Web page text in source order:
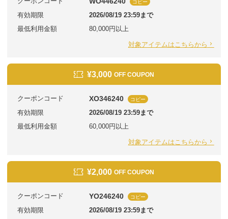
コピー
有効期限
2026/08/19 23:59まで
最低利用金額
80,000円以上
対象アイテムはこちらから
¥3,000 OFF COUPON
クーポンコード XO346240 コピー
有効期限
2026/08/19 23:59まで
最低利用金額
60,000円以上
対象アイテムはこちらから
¥2,000 OFF COUPON
クーポンコード YO246240 コピー
有効期限
2026/08/19 23:59まで